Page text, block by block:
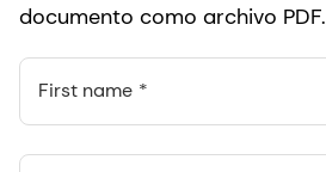
documento como archivo PDF.
First name